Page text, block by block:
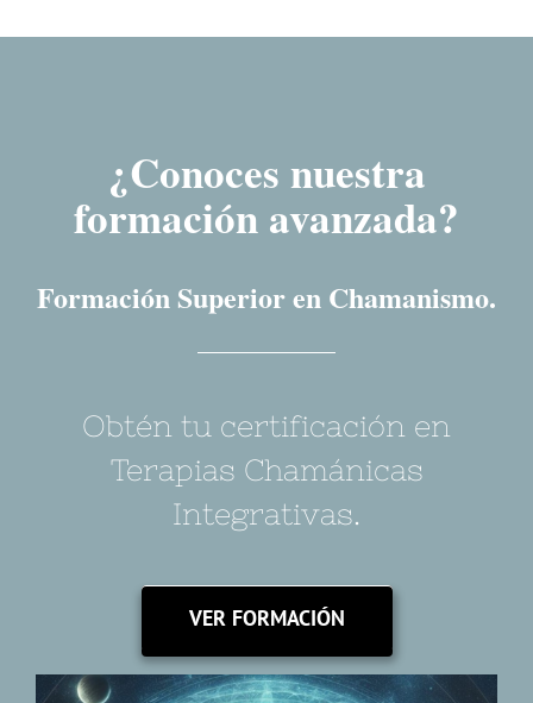
¿Conoces nuestra
formación avanzada?
Formación Superior en Chamanismo.
Obtén tu certificación en
Terapias Chamánicas
Integrativas.
VER FORMACIÓN